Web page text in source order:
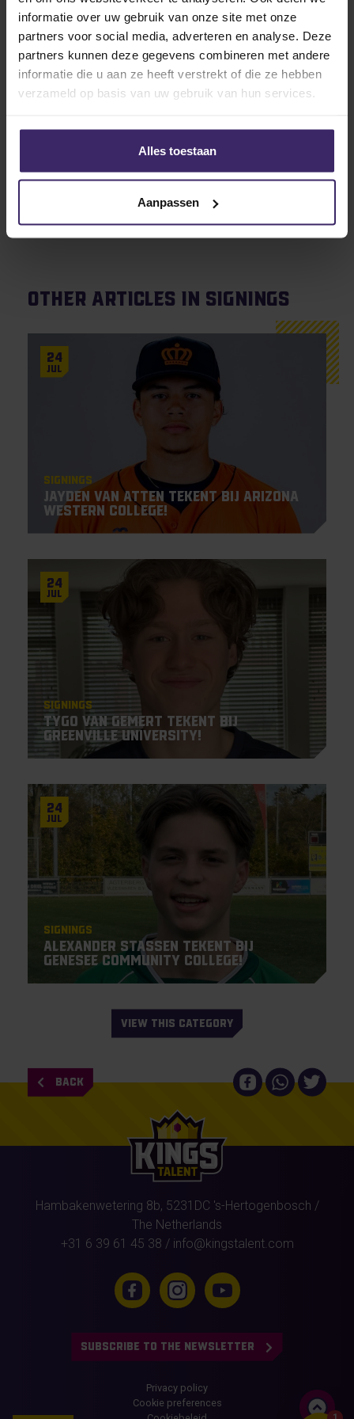
informatie over uw gebruik van onze site met onze
partners voor social media, adverteren en analyse. Deze
partners kunnen deze gegevens combineren met andere
informatie die u aan ze heeft verstrekt of die ze hebben
verzameld op basis van uw gebruik van hun services.
Alles toestaan
Aanpassen
Community College. Hij gaat het hier opnemen tegen
scholen als Erie Community College, Jefferson
Community College en Gannon University.
We wensen hem veel succes in zijn Amerikaanse
avontuur!
Other articles in Signings
24
Jul
Signings
Jayden Van Atten tekent bij Arizona
Western College!
24
Jul
Signings
Tygo van Gemert tekent bij
Greenville University!
24
Jul
Signings
Alexander Stassen tekent bij
Genesee Community College!
VIEW THIS CATEGORY
BACK
Hambakenwetering 8b, 5231DC 's-Hertogenbosch /
The Netherlands
+31 6 39 61 45 38 / info@kingstalent.com
SUBSCRIBE TO THE NEWSLETTER
Privacy policy
Cookie preferences